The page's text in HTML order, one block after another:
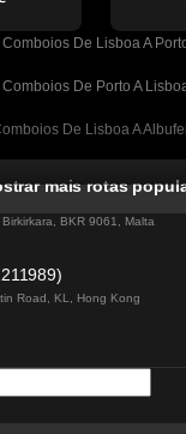
Comboios De Lisboa A
Comboios De Porto A
De Lisboa A
Comboios De Lisboa A Lagos
De Lisboa A Madrid
mais rotas
1451)
BKR 9061, Malta
Road, KL, Hong Kong